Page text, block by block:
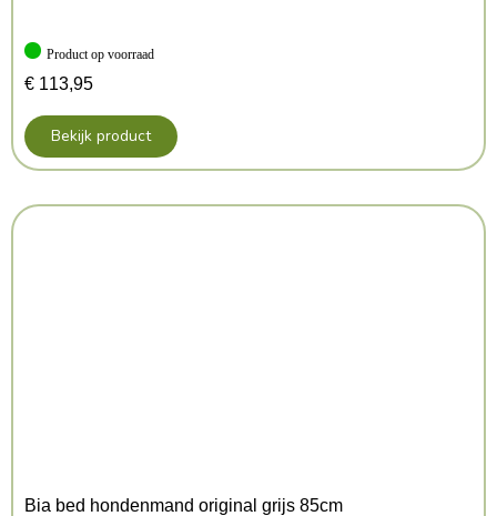
Product op voorraad
€ 113,95
Bekijk product
Bia bed hondenmand original grijs 85cm